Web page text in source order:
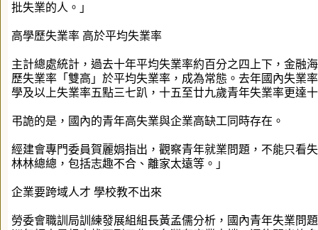
批失業的人。」
高學歷失業率 高於平均失業率
主計總處統計，過去十年平均失業率約百分之四上下，金融
歷失業率「雙高」於平均失業率，成為常態。去年國內失業
學及以上失業率五點三七趴，十五至廿九歲青年失業率更達
弔詭的是，國內的青年高失業與企業高缺工同時存在。
經建會專門委員賀麗娟指出，觀察青年就業問題，不能只看
林林總總，包括志趣不合、離家太遠等。」
企業要跨域人才 學校教不出來
勞委會職訓局訓練發展組組長黃孟儒分析，國內青年失業問